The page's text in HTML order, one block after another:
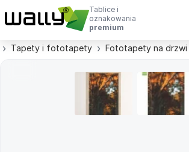
Tablice i
oznakowania
premium
Tapety i fototapety Fototapety na drzwi